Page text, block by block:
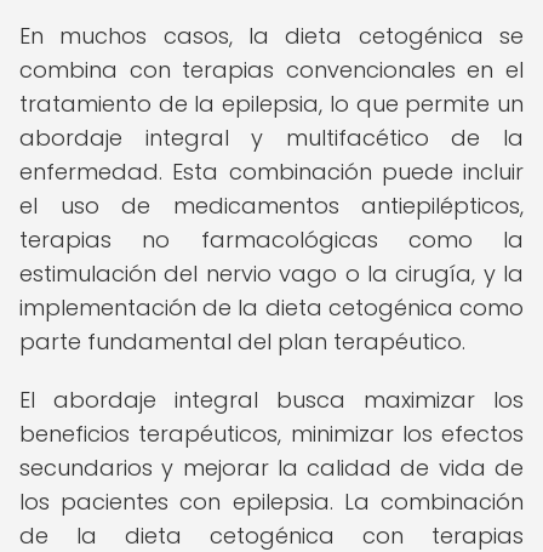
En muchos casos, la dieta cetogénica se
combina con terapias convencionales en el
tratamiento de la epilepsia, lo que permite un
abordaje integral y multifacético de la
enfermedad. Esta combinación puede incluir
el uso de medicamentos antiepilépticos,
terapias no farmacológicas como la
estimulación del nervio vago o la cirugía, y la
implementación de la dieta cetogénica como
parte fundamental del plan terapéutico.
El abordaje integral busca maximizar los
beneficios terapéuticos, minimizar los efectos
secundarios y mejorar la calidad de vida de
los pacientes con epilepsia. La combinación
de la dieta cetogénica con terapias